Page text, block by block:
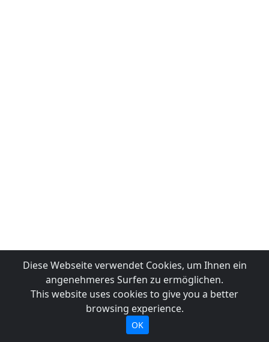
Diese Webseite verwendet Cookies, um Ihnen ein
angenehmeres Surfen zu ermöglichen.
This website uses cookies to give you a better
browsing experience.
OK